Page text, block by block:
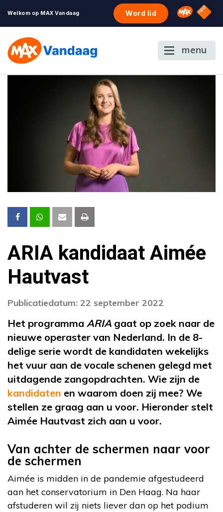
Welkom op MAX Vandaag Word lid Omroep
NPO
menu
ARIA kandidaat Aimée
Hautvast
Publicatiedatum: 22 september 2022
Het programma ARIA gaat op zoek naar de
nieuwe operaster van Nederland. In de 8-
delige serie wordt de kandidaten wekelijks
het vuur aan de vocale schenen gelegd met
uitdagende zangopdrachten. Wie zijn de
kandidaten en waarom doen zij mee? We
stellen ze graag aan u voor. Hieronder stelt
Aimée Hautvast zich aan u voor.
Van achter de schermen naar voor
de schermen
Aimée is midden in de pandemie afgestudeerd
aan het conservatorium in Den Haag. Na haar
afstuderen wil zij niets liever dan op het podium